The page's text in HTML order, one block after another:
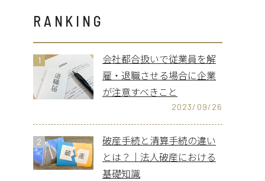
RANKING
1
会社都合扱いで従業員を解
雇・退職させる場合に企業
が注意すべきこと
2023/09/26
2
破産手続と清算手続の違い
とは？｜法人破産における
基礎知識